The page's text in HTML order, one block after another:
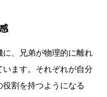
、兄弟が物理的に離れ
ます。それぞれが自分
割を持つようになる